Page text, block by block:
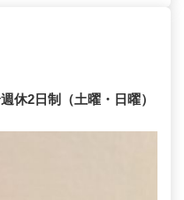
2日制（土曜・日曜）